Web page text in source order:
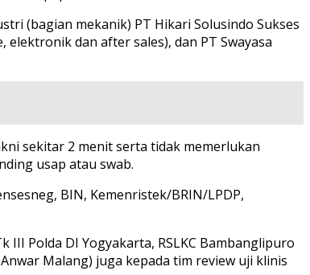
(bagian mekanik) PT Hikari Solusindo Sukses
dan after sales), dan PT Swayasa
sekitar 2 menit serta tidak memerlukan
usap atau swab.
BIN, Kemenristek/BRIN/LPDP,
III Polda DI Yogyakarta, RSLKC Bambanglipuro
Malang) juga kepada tim review uji klinis